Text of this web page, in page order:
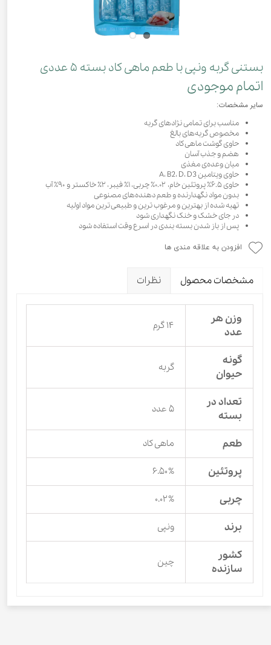
بستنی گربه ونپی با طعم ماهی کاد بسته ۵ عددی
اتمام موجودی
سایر مشخصات:
مناسب برای تمامی نژادهای گربه
مخصوص گربه‌های بالغ
حاوی گوشت ماهی کاد
هضم و جذب آسان
میان وعده‌ی مغذی
حاوی ویتامین A، B2، D، D3
حاوی ۶.۵٪ پروتئین خام، ۰.۰۲٪ چربی، ۱٪ فیبر، ۲٪ خاکستر و ۹۰٪ آب
بدون مواد نگهدارنده و طعم دهنده‌های مصنوعی
تهیه شده از بهترین و مرغوب ترین و طبیعی ترین مواد اولیه
در جای خشک و خنک نگهداری شود
پس از باز شدن بسته بندی در اسرع وقت استفاده شود
افزودن به علاقه مندی ها
مشخصات محصول نظرات
وزن هر
عدد
۱۴ گرم
گونه
حیوان
گربه
تعداد در
بسته
۵ عدد
طعم ماهی کاد
پروتئین ۶.۵۰%
چربی ۰.۰۲%
برند ونپی
کشور
سازنده
چین